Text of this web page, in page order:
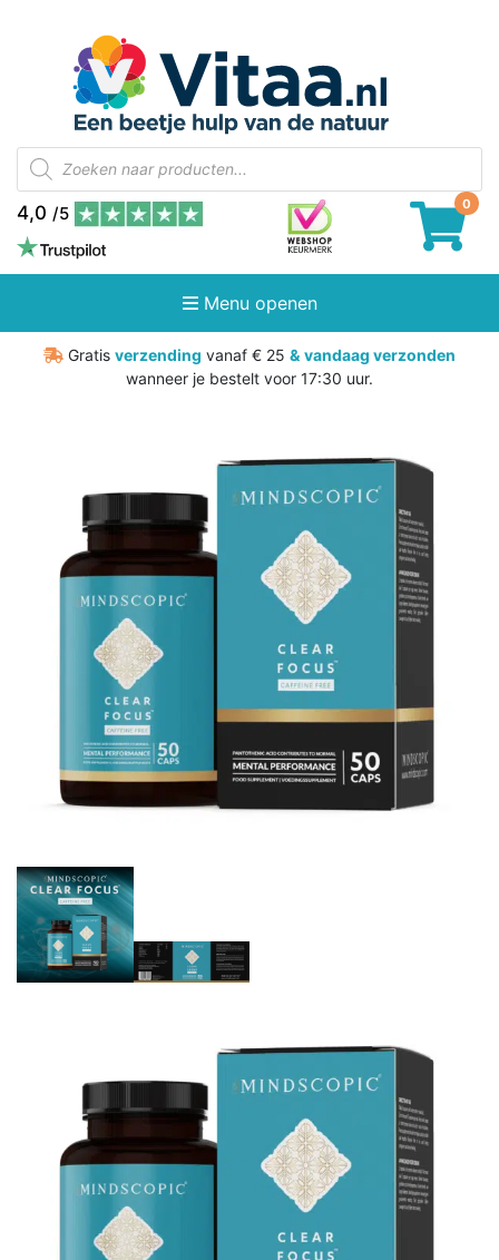
Producten
zoeken
4,0 /5
Menu openen
Gratis verzending vanaf € 25 & vandaag verzonden
wanneer je bestelt voor 17:30 uur.